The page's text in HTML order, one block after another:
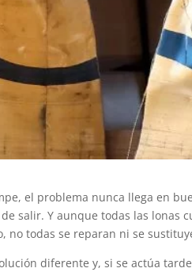
el problema nunca llega en
salir. Y aunque todas las lonas
no todas se reparan ni se
diferente y, si se actúa